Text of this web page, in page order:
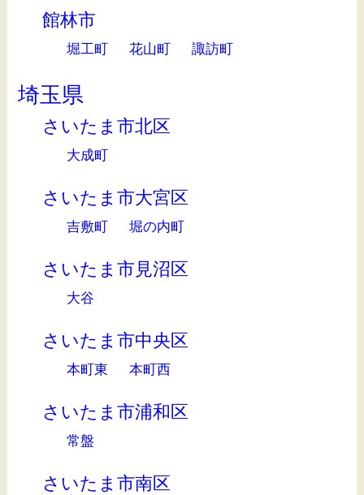
館林市
堀工町 花山町 諏訪町
埼玉県
さいたま市北区
大成町
さいたま市大宮区
吉敷町 堀の内町
さいたま市見沼区
大谷
さいたま市中央区
本町東 本町西
さいたま市浦和区
常盤
さいたま市南区